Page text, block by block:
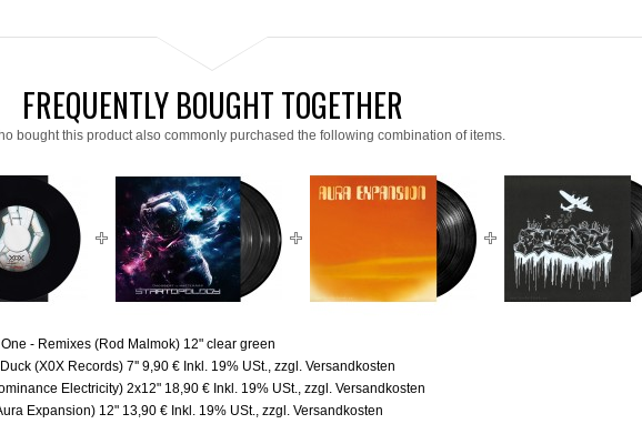
FREQUENTLY BOUGHT TOGETHER
bought this product also commonly purchased the following combination of items.
- Remixes (Rod Malmok) 12" clear green
(X0X Records) 7'' 9,90 € Inkl. 19% USt.,zzgl.Versandkosten
Electricity) 2x12" 18,90 € Inkl. 19% USt.,zzgl.Versandkosten
Expansion) 12" 13,90 € Inkl. 19% USt.,zzgl.Versandkosten